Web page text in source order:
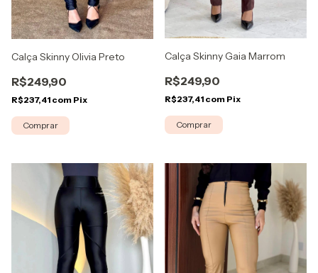
Calça Skinny Olivia Preto
R$249,90
R$237,41 com Pix
Comprar
Calça Skinny Gaia Marrom
R$249,90
R$237,41 com Pix
Comprar